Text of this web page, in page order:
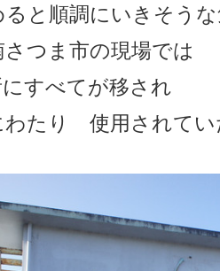
と順調にいきそうな
つま市の現場では
すべてが移され
わたり 使用されてい